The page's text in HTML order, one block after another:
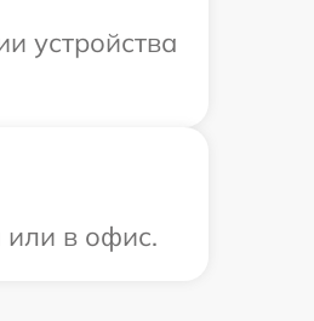
устройства
или в офис.